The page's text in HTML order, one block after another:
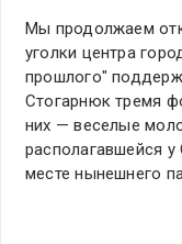
Мы продолжаем
уголки центра
прошлого"
Стогарнюк тремя
них — веселые
располагавшейся
месте нынешнего